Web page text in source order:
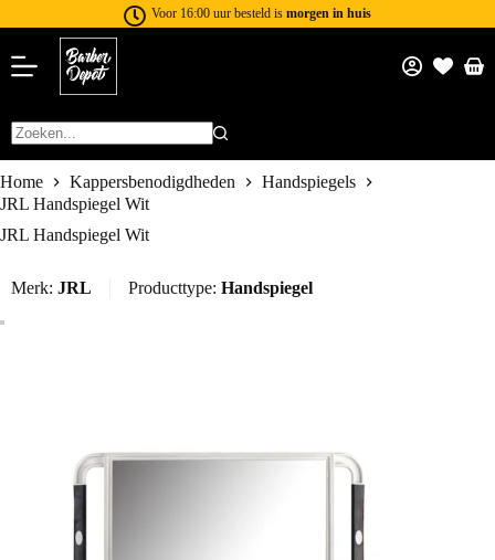
Voor 16:00 uur besteld is morgen in huis
Home Kappersbenodigdheden
Handspiegels
JRL Handspiegel Wit
JRL Handspiegel Wit
Merk: JRL Producttype: Handspiegel